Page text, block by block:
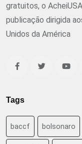
gratuitos, o
publicação dirigida
Unidos da América
Tags
baccf bolsonaro